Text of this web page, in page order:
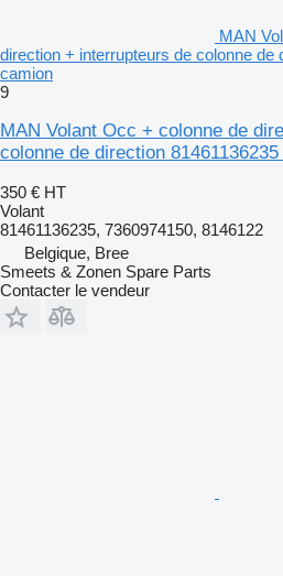
MAN
direction + interrupteurs de colonne de
camion
9
MAN Volant Occ + colonne de
colonne de direction
350 € HT
Volant
81461136235, 7360974150, 8146122
Belgique, Bree
Smeets & Zonen Spare Parts
Contacter le vendeur